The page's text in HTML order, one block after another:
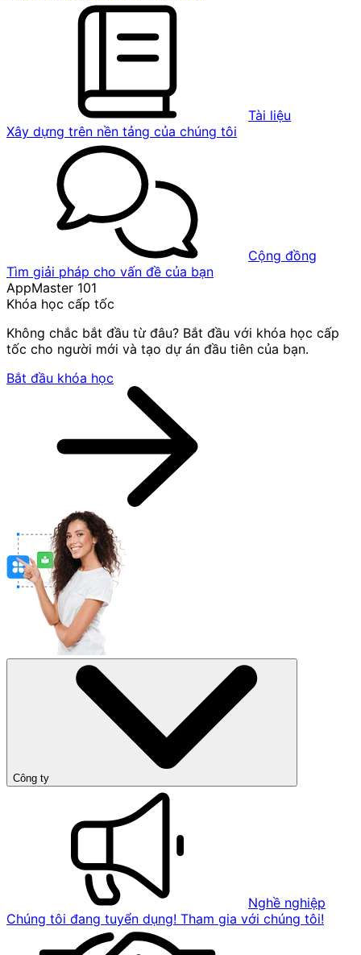
Tài liệu
Xây dựng trên nền tảng của chúng tôi
Cộng đồng
Tìm giải pháp cho vấn đề của bạn
AppMaster 101
Khóa học cấp tốc
Không chắc bắt đầu từ đâu? Bắt đầu với khóa học cấp
tốc cho người mới và tạo dự án đầu tiên của bạn.
Bắt đầu khóa học
Công ty
Nghề nghiệp
Chúng tôi đang tuyển dụng! Tham gia với chúng tôi!